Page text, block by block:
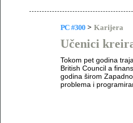
PC #300 > Karijera
Učenici
Tokom pet godina
British Council a
godina širom
problema i